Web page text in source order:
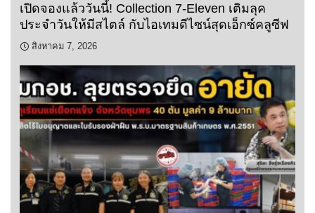
เปิดจองแล้ววันนี้! Collection 7-Eleven เติมลุค
ประจำวันให้มีสไตล์ กับไอเทมดีไซน์สุดเอ็กซ์คลูซีฟ
สิงหาคม 7, 2026